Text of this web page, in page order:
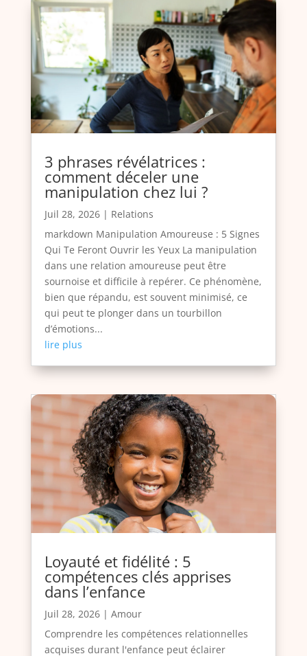
3 phrases révélatrices :
comment déceler une
manipulation chez lui ?
Juil 28, 2026| Relations
markdown Manipulation Amoureuse : 5 Signes
Qui Te Feront Ouvrir les Yeux La manipulation
dans une relation amoureuse peut être
sournoise et difficile à repérer. Ce phénomène,
bien que répandu, est souvent minimisé, ce
qui peut te plonger dans un tourbillon
d’émotions...
lire plus
Loyauté et fidélité : 5
compétences clés apprises
dans l’enfance
Juil 28, 2026| Amour
Comprendre les compétences relationnelles
acquises durant l'enfance peut éclairer